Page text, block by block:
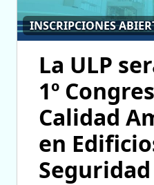
INSCRIPCIONES
La ULP
1º
Calidad
en
Seguridad